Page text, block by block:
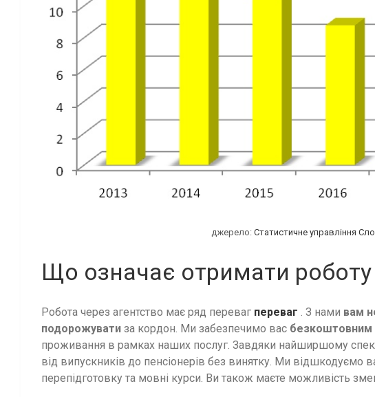
джерело:Статистичне управління
Що означає отримати роботу
Робота через агентство має ряд переваг переваг . З нами вам
подорожувати за кордон. Ми забезпечимо вас безкоштовним
проживання в рамках наших послуг. Завдяки найширшому
від випускників до пенсіонерів без винятку. Ми відшкодуємо
перепідготовку та мовні курси. Ви також маєте можливість